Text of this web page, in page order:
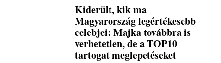
Kiderült, kik ma
Magyarország legértékesebb
celebjei: Majka továbbra is
verhetetlen, de a TOP10
tartogat meglepetéseket